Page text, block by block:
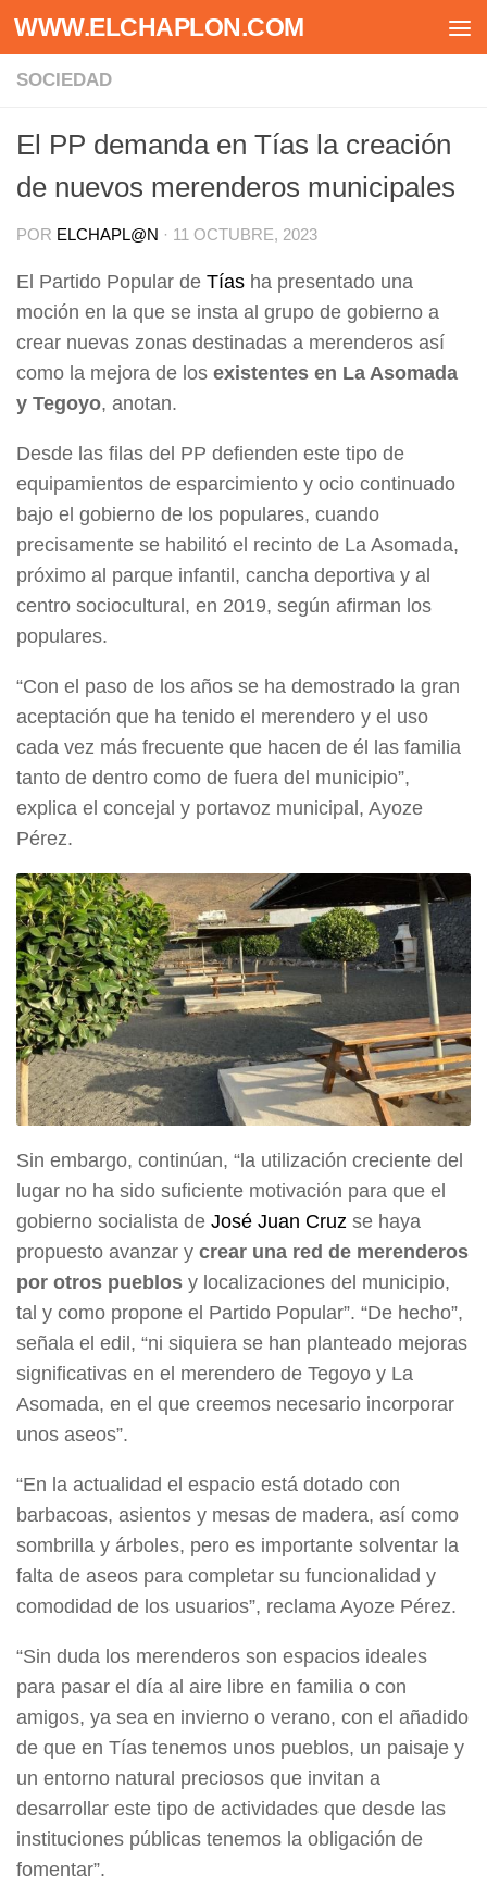
Saltar al contenido
WWW.ELCHAPLON.COM
SOCIEDAD
El PP demanda en Tías la creación
de nuevos merenderos municipales
POR ELCHAPL@N · 11 OCTUBRE, 2023
El Partido Popular de Tías ha presentado una
moción en la que se insta al grupo de gobierno a
crear nuevas zonas destinadas a merenderos así
como la mejora de los existentes en La Asomada
y Tegoyo, anotan.
Desde las filas del PP defienden este tipo de
equipamientos de esparcimiento y ocio continuado
bajo el gobierno de los populares, cuando
precisamente se habilitó el recinto de La Asomada,
próximo al parque infantil, cancha deportiva y al
centro sociocultural, en 2019, según afirman los
populares.
“Con el paso de los años se ha demostrado la gran
aceptación que ha tenido el merendero y el uso
cada vez más frecuente que hacen de él las familia
tanto de dentro como de fuera del municipio”,
explica el concejal y portavoz municipal, Ayoze
Pérez.
Sin embargo, continúan, “la utilización creciente del
lugar no ha sido suficiente motivación para que el
gobierno socialista de José Juan Cruz se haya
propuesto avanzar y crear una red de merenderos
por otros pueblos y localizaciones del municipio,
tal y como propone el Partido Popular”. “De hecho”,
señala el edil, “ni siquiera se han planteado mejoras
significativas en el merendero de Tegoyo y La
Asomada, en el que creemos necesario incorporar
unos aseos”.
“En la actualidad el espacio está dotado con
barbacoas, asientos y mesas de madera, así como
sombrilla y árboles, pero es importante solventar la
falta de aseos para completar su funcionalidad y
comodidad de los usuarios”, reclama Ayoze Pérez.
“Sin duda los merenderos son espacios ideales
para pasar el día al aire libre en familia o con
amigos, ya sea en invierno o verano, con el añadido
de que en Tías tenemos unos pueblos, un paisaje y
un entorno natural preciosos que invitan a
desarrollar este tipo de actividades que desde las
instituciones públicas tenemos la obligación de
fomentar”.